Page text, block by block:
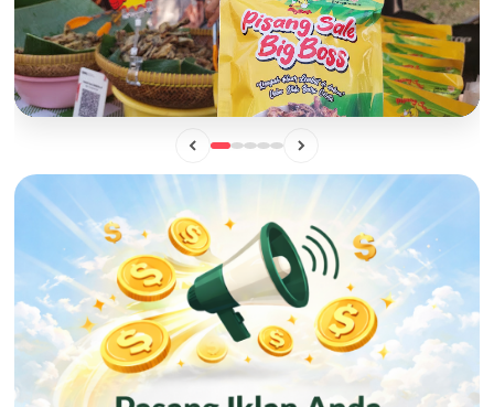
Mengintip Manisnya Peluang Usaha "Pisang Sale Big Boss",
Camilan Lokal yang Siap Naik Kelas